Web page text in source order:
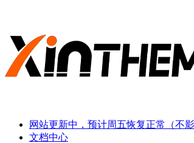
网站更新中，预计周五恢复正常（不
文档中心